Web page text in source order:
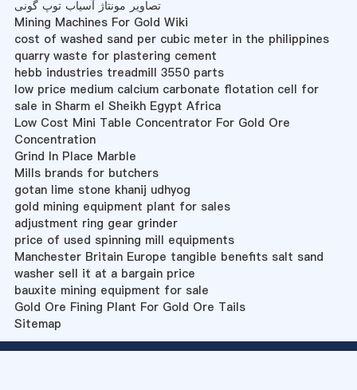
تصاویر مونتاژ آسیاب توپ گونی
Mining Machines For Gold Wiki
cost of washed sand per cubic meter in the philippines
quarry waste for plastering cement
hebb industries treadmill 3550 parts
low price medium calcium carbonate flotation cell for
sale in Sharm el Sheikh Egypt Africa
Low Cost Mini Table Concentrator For Gold Ore
Concentration
Grind In Place Marble
Mills brands for butchers
gotan lime stone khanij udhyog
gold mining equipment plant for sales
adjustment ring gear grinder
price of used spinning mill equipments
Manchester Britain Europe tangible benefits salt sand
washer sell it at a bargain price
bauxite mining equipment for sale
Gold Ore Fining Plant For Gold Ore Tails
Sitemap